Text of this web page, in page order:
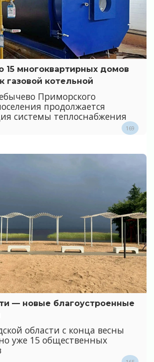
15 многоквартирных домов
газовой котельной
Приморского
продолжается
системы теплоснабжения
169
— новые благоустроенные
области с конца весны
уже 15 общественных